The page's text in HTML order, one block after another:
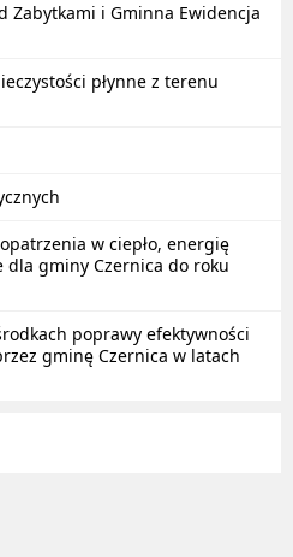
Zabytkami i Gminna Ewidencja
płynne z terenu
w ciepło, energię
gminy Czernica do roku
poprawy efektywności
gminę Czernica w latach